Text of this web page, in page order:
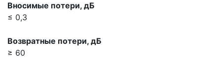
Вносимые потери, дБ
≤ 0,3
Возвратные потери, дБ
≥ 60